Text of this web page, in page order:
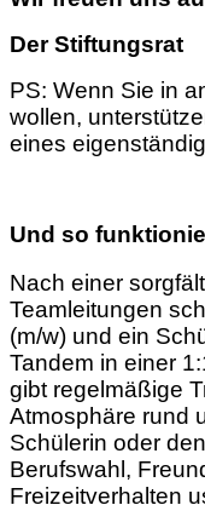
Der Stiftungsrat
PS: Wenn Sie in
wollen,
eines
Und so
Nach einer
Teamleitungen
(m/w) und ein
Tandem in einer
gibt regelmäßige
Atmosphäre rund
Schülerin oder
Berufswahl,
Freizeitverhalten